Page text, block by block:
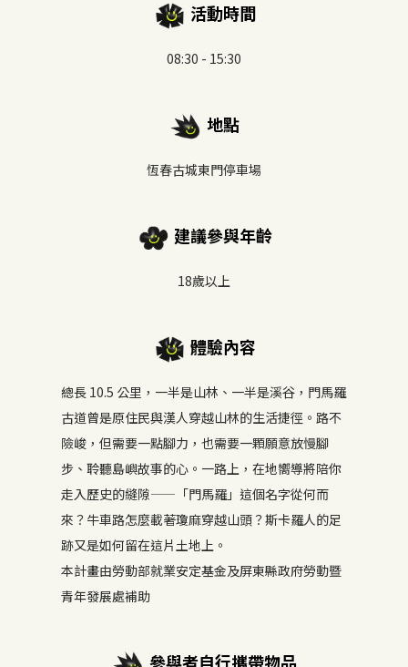
活動時間
08:30 - 15:30
地點
恆春古城東門停車場
建議參與年齡
18歲以上
體驗內容
總長 10.5 公里，一半是山林、一半是溪谷，門馬羅
古道曾是原住民與漢人穿越山林的生活捷徑。路不
險峻，但需要一點腳力，也需要一顆願意放慢腳
步、聆聽島嶼故事的心。一路上，在地嚮導將陪你
走入歷史的縫隙——「門馬羅」這個名字從何而
來？牛車路怎麼載著瓊麻穿越山頭？斯卡羅人的足
跡又是如何留在這片土地上。
本計畫由勞動部就業安定基金及屏東縣政府勞動暨
青年發展處補助
參與者自行攜帶物品